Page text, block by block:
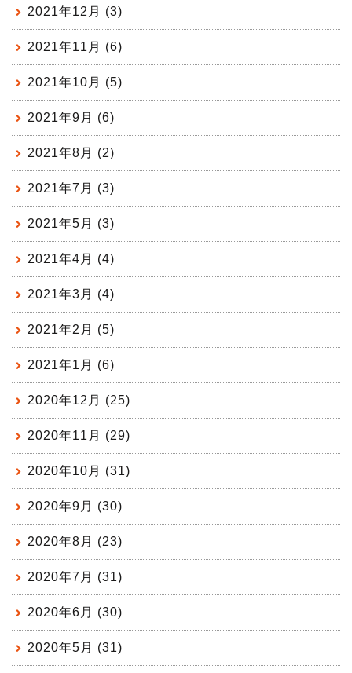
2021年12月 (3)
2021年11月 (6)
2021年10月 (5)
2021年9月 (6)
2021年8月 (2)
2021年7月 (3)
2021年5月 (3)
2021年4月 (4)
2021年3月 (4)
2021年2月 (5)
2021年1月 (6)
2020年12月 (25)
2020年11月 (29)
2020年10月 (31)
2020年9月 (30)
2020年8月 (23)
2020年7月 (31)
2020年6月 (30)
2020年5月 (31)